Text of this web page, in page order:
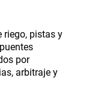
riego, pistas y
por
arbitraje y